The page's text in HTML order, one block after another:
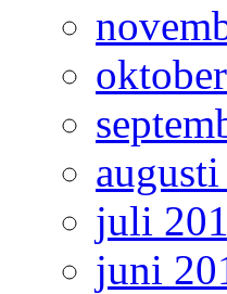
juli
juni